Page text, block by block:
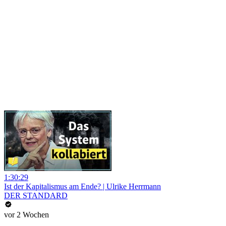
1:30:29
Ist der Kapitalismus am Ende? | Ulrike Herrmann
DER STANDARD
vor 2 Wochen